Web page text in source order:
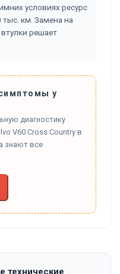
условиях ресурс
тыс. км. Замена на
решает
у
диагностику
V60 Cross Country в
знают все
технические